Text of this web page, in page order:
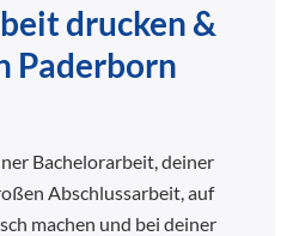
drucken &
Paderborn
Bachelorarbeit, deiner
Abschlussarbeit, auf
machen und bei deiner